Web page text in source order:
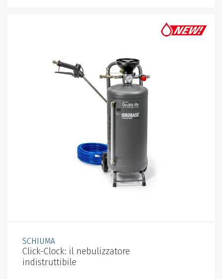
SCHIUMA
Click-Clock: il nebulizzatore
indistruttibile